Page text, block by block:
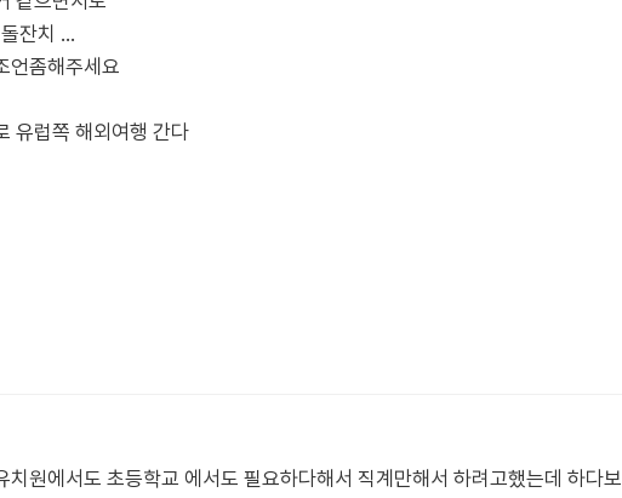
잔치 ...
언좀해주세요
유럽쪽 해외여행 간다
치원에서도 초등학교 에서도 필요하다해서 직계만해서 하려고했는데 하다